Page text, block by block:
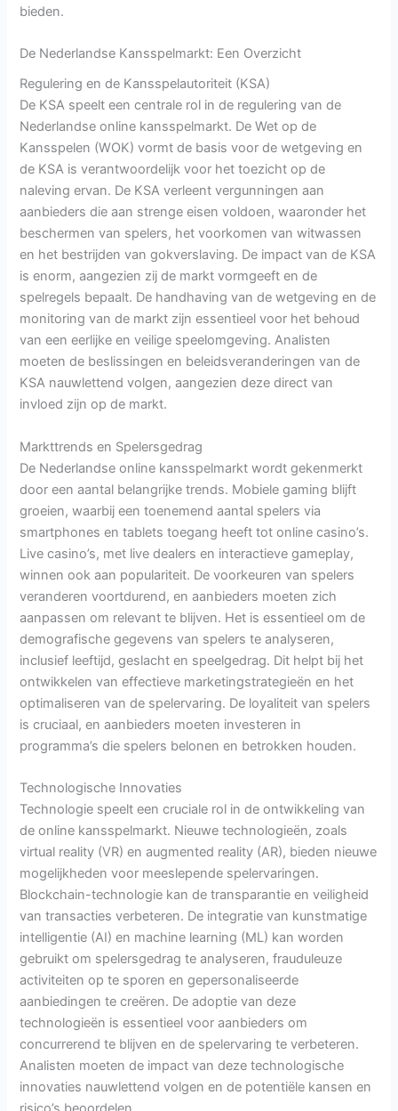
bieden.
De Nederlandse Kansspelmarkt: Een Overzicht
Regulering en de Kansspelautoriteit (KSA)
De KSA speelt een centrale rol in de regulering van de
Nederlandse online kansspelmarkt. De Wet op de
Kansspelen (WOK) vormt de basis voor de wetgeving en
de KSA is verantwoordelijk voor het toezicht op de
naleving ervan. De KSA verleent vergunningen aan
aanbieders die aan strenge eisen voldoen, waaronder het
beschermen van spelers, het voorkomen van witwassen
en het bestrijden van gokverslaving. De impact van de KSA
is enorm, aangezien zij de markt vormgeeft en de
spelregels bepaalt. De handhaving van de wetgeving en de
monitoring van de markt zijn essentieel voor het behoud
van een eerlijke en veilige speelomgeving. Analisten
moeten de beslissingen en beleidsveranderingen van de
KSA nauwlettend volgen, aangezien deze direct van
invloed zijn op de markt.
Markttrends en Spelersgedrag
De Nederlandse online kansspelmarkt wordt gekenmerkt
door een aantal belangrijke trends. Mobiele gaming blijft
groeien, waarbij een toenemend aantal spelers via
smartphones en tablets toegang heeft tot online casino’s.
Live casino’s, met live dealers en interactieve gameplay,
winnen ook aan populariteit. De voorkeuren van spelers
veranderen voortdurend, en aanbieders moeten zich
aanpassen om relevant te blijven. Het is essentieel om de
demografische gegevens van spelers te analyseren,
inclusief leeftijd, geslacht en speelgedrag. Dit helpt bij het
ontwikkelen van effectieve marketingstrategieën en het
optimaliseren van de spelervaring. De loyaliteit van spelers
is cruciaal, en aanbieders moeten investeren in
programma’s die spelers belonen en betrokken houden.
Technologische Innovaties
Technologie speelt een cruciale rol in de ontwikkeling van
de online kansspelmarkt. Nieuwe technologieën, zoals
virtual reality (VR) en augmented reality (AR), bieden nieuwe
mogelijkheden voor meeslepende spelervaringen.
Blockchain-technologie kan de transparantie en veiligheid
van transacties verbeteren. De integratie van kunstmatige
intelligentie (AI) en machine learning (ML) kan worden
gebruikt om spelersgedrag te analyseren, frauduleuze
activiteiten op te sporen en gepersonaliseerde
aanbiedingen te creëren. De adoptie van deze
technologieën is essentieel voor aanbieders om
concurrerend te blijven en de spelervaring te verbeteren.
Analisten moeten de impact van deze technologische
innovaties nauwlettend volgen en de potentiële kansen en